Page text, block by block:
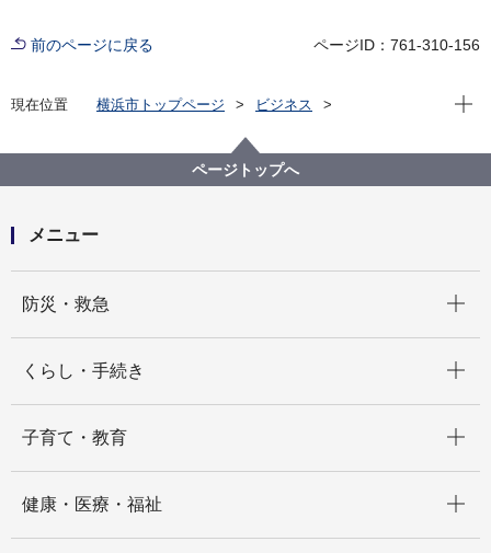
前のページに戻る ページID：761-310-156
現在位置 横浜市トップページ
ビジネス
事業者指定・委託等の手続き
各種申請関係：介護報酬請求関連資料
現在
ページトップへ
メニュー
防災・救急
くらし・手続き
子育て・教育
健康・医療・福祉